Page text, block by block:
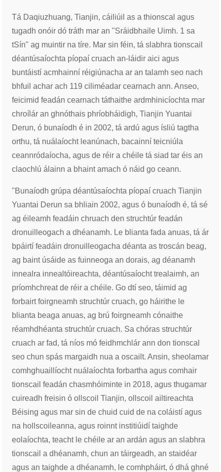
Tá Daqiuzhuang, Tianjin, cáiliúil as a thionscal agus
tugadh onóir dó tráth mar an "Sráidbhaile Uimh. 1 sa
tSín" ag muintir na tíre. Mar sin féin, tá slabhra tionscail
déantúsaíochta píopaí cruach an-láidir aici agus
buntáistí acmhainní réigiúnacha ar an talamh seo nach
bhfuil achar ach 119 ciliméadar cearnach ann. Anseo,
feicimid feadán cearnach táthaithe ardmhinicíochta mar
chroílár an ghnóthais phríobháidigh, Tianjin Yuantai
Derun, ó bunaíodh é in 2002, tá ardú agus ísliú tagtha
orthu, tá nuálaíocht leanúnach, bacainní teicniúla
ceannródaíocha, agus de réir a chéile tá siad tar éis an
claochlú álainn a bhaint amach ó náid go ceann.
"Bunaíodh grúpa déantúsaíochta píopaí cruach Tianjin
Yuantai Derun sa bhliain 2002, agus ó bunaíodh é, tá sé
ag éileamh feadáin chruach den struchtúr feadán
dronuilleogach a dhéanamh. Le blianta fada anuas, tá ár
bpáirtí feadáin dronuilleogacha déanta as troscán beag,
ag baint úsáide as fuinneoga an dorais, ag déanamh
innealra innealtóireachta, déantúsaíocht trealaimh, an
príomhchreat de réir a chéile. Go dtí seo, táimid ag
forbairt foirgneamh struchtúr cruach, go háirithe le
blianta beaga anuas, ag brú foirgneamh cónaithe
réamhdhéanta struchtúr cruach. Sa chóras struchtúr
cruach ar fad, tá níos mó feidhmchlár ann don tionscal
seo chun spás margaidh nua a oscailt. Ansin, sheolamar
comhghuaillíocht nuálaíochta forbartha agus comhair
tionscail feadán chasmhóiminte in 2018, agus thugamar
cuireadh freisin ó ollscoil Tianjin, ollscoil ailtireachta
Béising agus mar sin de chuid cuid de na coláistí agus
na hollscoileanna, agus roinnt institiúidí taighde
eolaíochta, teacht le chéile ar an ardán agus an slabhra
tionscail a dhéanamh, chun an táirgeadh, an staidéar
agus an taighde a dhéanamh, le comhpháirt, ó dhá ghné